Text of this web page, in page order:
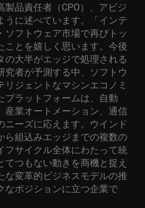
製品責任者（CPO）、アビジ
に述べています。
「インテ
ソフトウェア市場で再びトッ
ことを嬉しく思います。今後
の大半がエッジで処理される
者が予測する中、 ソフトウ
リジェントなマシンエコノミ
プラットフォームは 、自動
産業オートメーション、通信
ニーズに応えます。 ウインド
ら組込みエッジまでの複数の
フサイクル全体にわたって統
つもない動きを商機と捉え
な変革的ビジネスモデルの推
なポジションに立つ企業で